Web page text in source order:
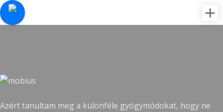
Azért tanultam meg a különféle gyógymódokat, hogy ne